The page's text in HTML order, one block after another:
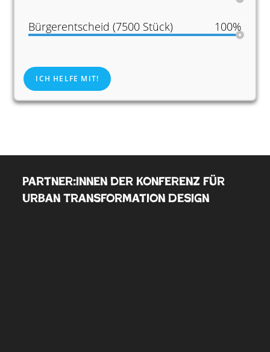
Bürgerentscheid (7500 Stück) 100%
ICH HELFE MIT!
Partner:innen der Konferenz für
Urban Transformation Design